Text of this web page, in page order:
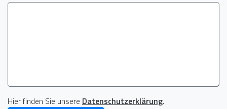
Hier finden Sie unsere Datenschutzerklärung.